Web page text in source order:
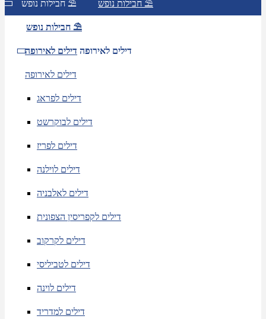
חבילות נופש ⛱ חבילות נופש ⛱
חבילות נופש ⛱
דילים לאירופה דילים לאירופה
דילים לאירופה
דילים לפראג
דילים לבוקרשט
דילים לפריז
דילים לוילנה
דילים לאלבניה
דילים לקפריסין הצפונית
דילים לקרקוב
דילים לטביליסי
דילים לוינה
דילים למדריד